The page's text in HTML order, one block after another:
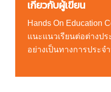
เกี่ยวกับผู้เขียน
Hands On Education
แนะแนวเรียนต่อต่างป
อย่างเป็นทางการประจ